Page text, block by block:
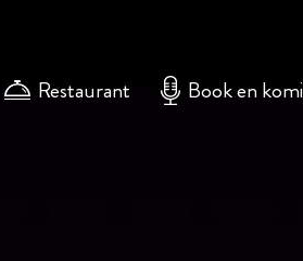
Restaurant Book en